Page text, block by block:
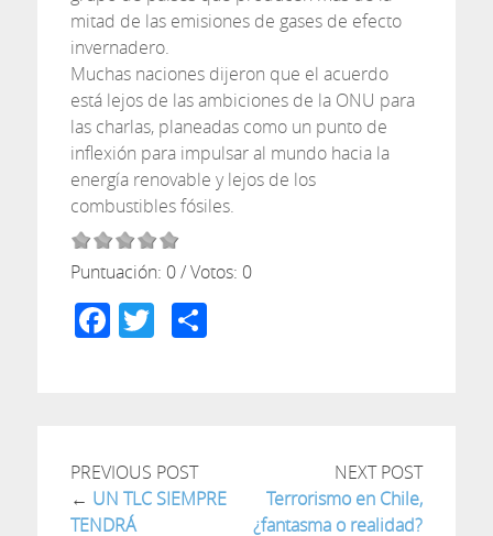
mitad de las emisiones de gases de efecto
invernadero.
Muchas naciones dijeron que el acuerdo
está lejos de las ambiciones de la ONU para
las charlas, planeadas como un punto de
inflexión para impulsar al mundo hacia la
energía renovable y lejos de los
combustibles fósiles.
Puntuación: 0/ Votos: 0
Facebook
TwitterCompartir
PREVIOUS POST
← UN TLC SIEMPRE
TENDRÁ
NEXT POST
Terrorismo en Chile,
¿fantasma o realidad?